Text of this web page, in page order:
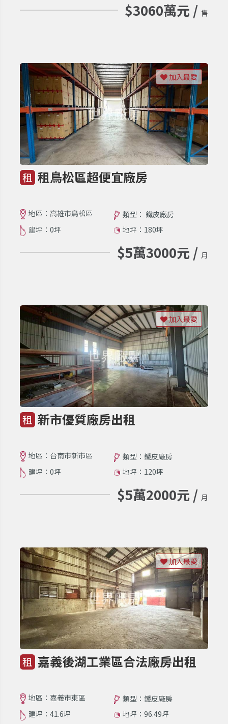
$3060萬元 / 售
租 租鳥松區超便宜廠房
地區：高雄市鳥松區
類型： 鐵皮廠房
建坪：0坪
地坪：180坪
$5萬3000元 / 月
加入最愛
租 新市優質廠房出租
地區：台南市新市區
類型：鐵皮廠房
建坪：0坪
地坪：120坪
$5萬2000元 / 月
加入最愛
租 嘉義後湖工業區合法廠房出租
地區：嘉義市東區
類型：鐵皮廠房
建坪：41.6坪
地坪：96.49坪
加入最愛